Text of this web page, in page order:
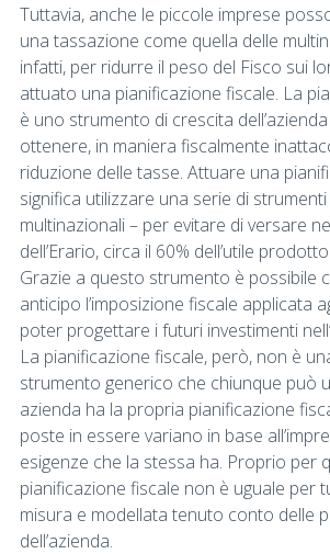
Tuttavia, anche le piccole imprese
una tassazione come quella delle
infatti, per ridurre il peso del Fisco sui
attuato una pianificazione fiscale. La
è uno strumento di crescita
ottenere, in maniera fiscalmente
riduzione delle tasse. Attuare una
significa utilizzare una serie di
multinazionali – per evitare di versare
dell’Erario, circa il 60% dell’utile prodotto.
Grazie a questo strumento è possibile
anticipo l’imposizione fiscale applicata
poter progettare i futuri investimenti
La pianificazione fiscale, però, non è
strumento generico che chiunque può
azienda ha la propria pianificazione
poste in essere variano in base
esigenze che la stessa ha. Proprio per
pianificazione fiscale non è uguale per
misura e modellata tenuto conto delle
dell’azienda.